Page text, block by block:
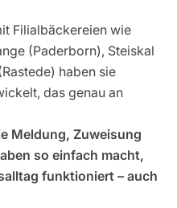
Filialbäckereien wie
(Paderborn), Steiskal
haben sie
das genau an
Meldung, Zuweisung
so einfach macht,
funktioniert – auch